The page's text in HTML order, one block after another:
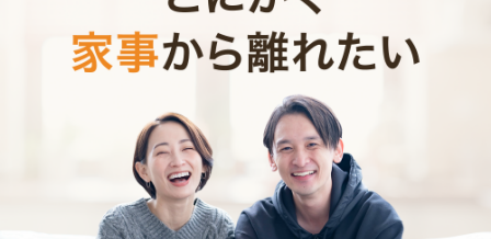
シンプルでお財布に優しい料金体系
スマホだけで24時間365日依頼可能（電話･事前訪問なし）
万が一の物損も損害保険があるから安心
初めての家事代行でどうお願いすればいいのか分からな
い…、どんなスタッフが来るのか不安…といった方のため
2時間5,900円（税込･交通費込）のお試しプラン